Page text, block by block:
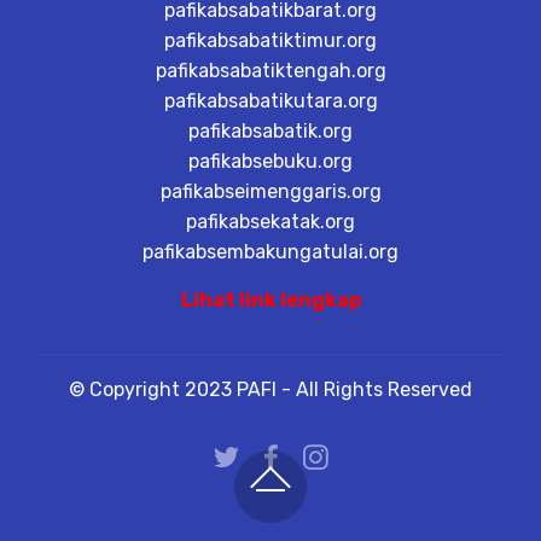
pafikabsabatikbarat.org
pafikabsabatiktimur.org
pafikabsabatiktengah.org
pafikabsabatikutara.org
pafikabsabatik.org
pafikabsebuku.org
pafikabseimenggaris.org
pafikabsekatak.org
pafikabsembakungatulai.org
Lihat link lengkap
© Copyright 2023 PAFI - All Rights Reserved